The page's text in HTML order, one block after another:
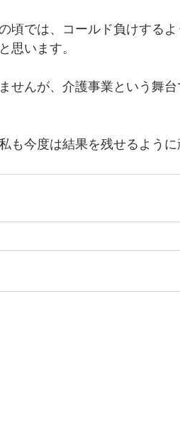
頃では、コールド負けする
思います。
せんが、介護事業という舞
も今度は結果を残せるよう